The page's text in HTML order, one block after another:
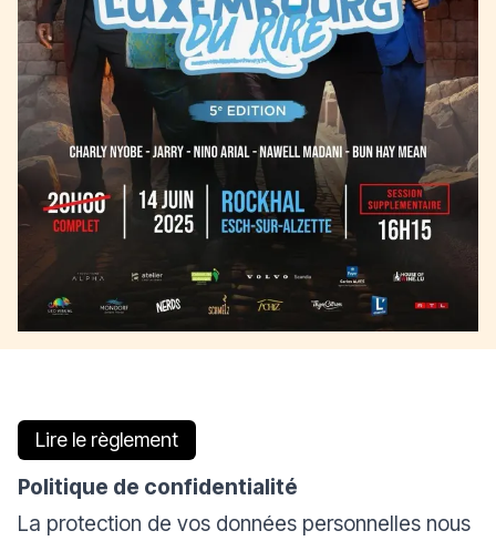
Lire le règlement
Politique de confidentialité
La protection de vos données personnelles nous